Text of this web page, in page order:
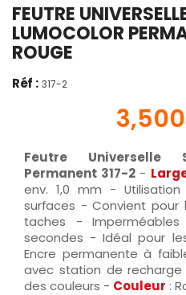
FEUTRE
LUMOCOLOR
ROUGE
Réf : 317-2
Feutre Universelle
Permanent 317-2-
env. 1,0 mm -
surfaces - Convient
taches -
secondes - Idéal pour
Encre permanente à
avec station de
des couleurs - Couleur :